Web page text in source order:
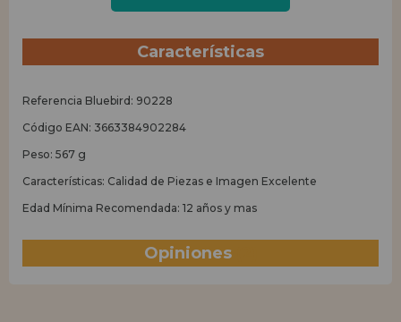
Características
Referencia Bluebird: 90228
Código EAN: 3663384902284
Peso: 567 g
Características: Calidad de Piezas e Imagen Excelente
Edad Mínima Recomendada: 12 años y mas
Opiniones